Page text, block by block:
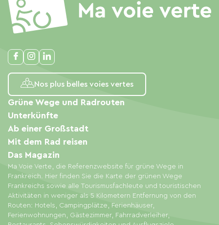
Nos plus belles voies vertes
Ma Voie Verte, die Referenzwebsite für grüne Wege in
Frankreich. Hier finden Sie die Karte der grünen Wege
Frankreichs sowie alle Tourismusfachleute und touristischen
Aktivitäten in weniger als 5 Kilometern Entfernung von den
Routen: Hotels, Campingplätze, Ferienhäuser,
Ferienwohnungen, Gästezimmer, Fahrradverleiher,
Grüne Wege und Radrouten
Unterkünfte
Ab einer Großstadt
Mit dem Rad reisen
Das Magazin